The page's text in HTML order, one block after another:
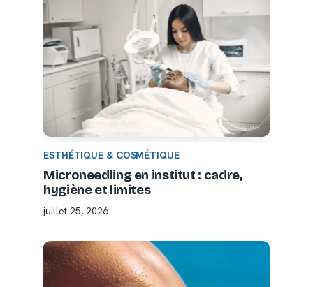
ESTHÉTIQUE & COSMÉTIQUE
Microneedling en institut : cadre,
hygiène et limites
juillet 25, 2026